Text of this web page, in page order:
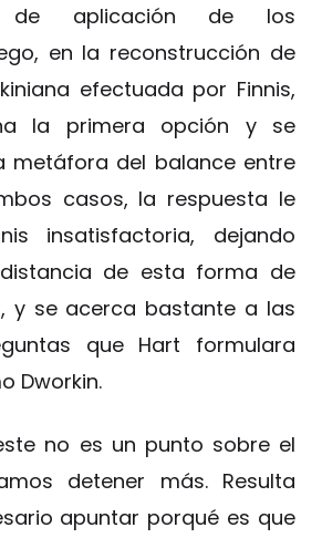
de aplicación de los
en la reconstrucción de
efectuada por Finnis,
la primera opción y se
metáfora del balance entre
casos, la respuesta le
insatisfactoria, dejando
de esta forma de
y se acerca bastante a las
que Hart formulara
Dworkin.
no es un punto sobre el
detener más. Resulta
apuntar porqué es que